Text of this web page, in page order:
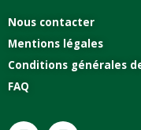
Nous contacter
Mentions légales
Conditions générales
FAQ